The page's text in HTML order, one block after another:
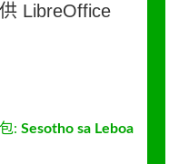
LibreOffice
: Sesotho sa Leboa